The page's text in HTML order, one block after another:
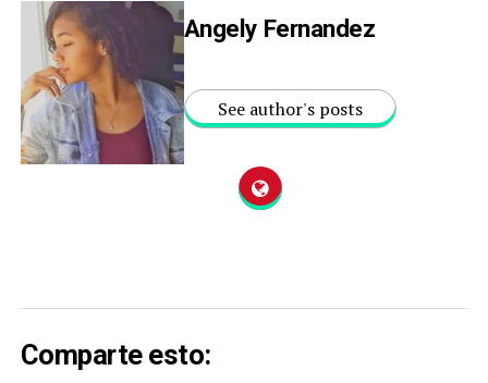
Angely Fernandez
See author's posts
Comparte esto: